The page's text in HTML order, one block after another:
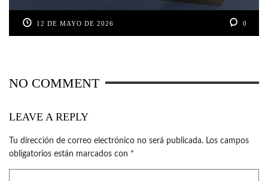
12 DE MAYO DE 2026 0
NO COMMENT
LEAVE A REPLY
Tu dirección de correo electrónico no será publicada. Los campos
obligatorios están marcados con *